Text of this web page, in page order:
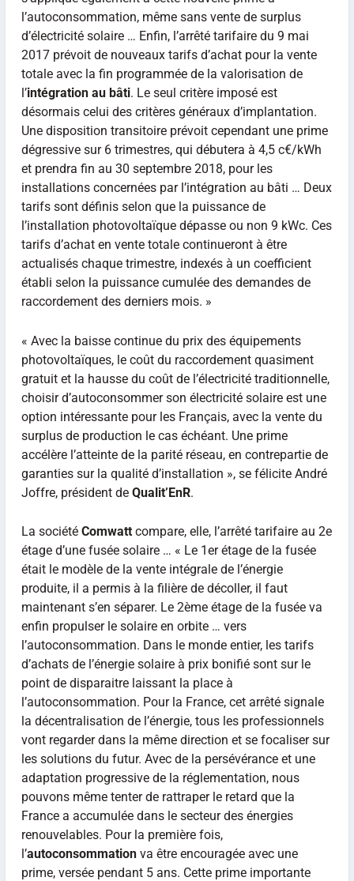
l’autoconsommation, même sans vente de surplus
d’électricité solaire … Enfin, l’arrêté tarifaire du 9 mai
2017 prévoit de nouveaux tarifs d’achat pour la vente
totale avec la fin programmée de la valorisation de
l’intégration au bâti. Le seul critère imposé est
désormais celui des critères généraux d’implantation.
Une disposition transitoire prévoit cependant une prime
dégressive sur 6 trimestres, qui débutera à 4,5 c€/kWh
et prendra fin au 30 septembre 2018, pour les
installations concernées par l’intégration au bâti … Deux
tarifs sont définis selon que la puissance de
l’installation photovoltaïque dépasse ou non 9 kWc. Ces
tarifs d’achat en vente totale continueront à être
actualisés chaque trimestre, indexés à un coefficient
établi selon la puissance cumulée des demandes de
raccordement des derniers mois. »
« Avec la baisse continue du prix des équipements
photovoltaïques, le coût du raccordement quasiment
gratuit et la hausse du coût de l’électricité traditionnelle,
choisir d’autoconsommer son électricité solaire est une
option intéressante pour les Français, avec la vente du
surplus de production le cas échéant. Une prime
accélère l’atteinte de la parité réseau, en contrepartie de
garanties sur la qualité d’installation », se félicite André
Joffre, président de Qualit’EnR.
La société Comwattcompare, elle, l’arrêté tarifaire au 2e
étage d’une fusée solaire … « Le 1er étage de la fusée
était le modèle de la vente intégrale de l’énergie
produite, il a permis à la filière de décoller, il faut
maintenant s’en séparer. Le 2ème étage de la fusée va
enfin propulser le solaireen orbite … vers
l’autoconsommation. Dans le monde entier, les tarifs
d’achats de l’énergie solaireà prixbonifié sont sur le
point de disparaitre laissant la place à
l’autoconsommation. Pour la France, cet arrêté signale
la décentralisation de l’énergie, tous les professionnels
vont regarder dans la même direction et se focaliser sur
les solutions du futur. Avec de la persévérance et une
adaptation progressive de la réglementation, nous
pouvons même tenter de rattraper le retard que la
France a accumulée dans le secteur des énergies
renouvelables. Pour la première fois,
l’autoconsommationva être encouragée avec une
prime, versée pendant 5 ans. Cette prime importante